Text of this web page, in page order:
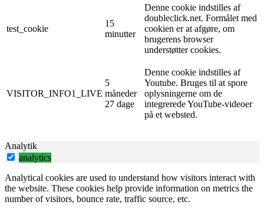
test_cookie
15
minutter
Denne cookie indstilles af
doubleclick.net. Formålet med
cookien er at afgøre, om
brugerens browser
understøtter cookies.
VISITOR_INFO1_LIVE
5
måneder
27 dage
Denne cookie indstilles af
Youtube. Bruges til at spore
oplysningerne om de
integrerede YouTube-videoer
på et websted.
Analytik
analytics
Analytical cookies are used to understand how visitors interact with
the website. These cookies help provide information on metrics the
number of visitors, bounce rate, traffic source, etc.